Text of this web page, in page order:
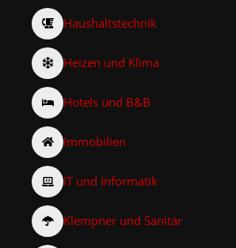
Haushaltstechnik
Heizen und Klima
Hotels und B&B
Immobilien
IT und Informatik
Klempner und Sanitär